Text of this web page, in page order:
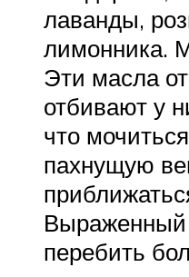
лаванды,
лимонника.
Эти масла
отбивают у
что
пахнущую
Выраженный
перебить